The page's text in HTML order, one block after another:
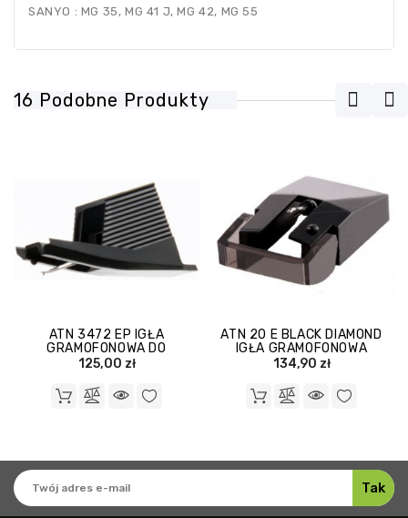
SANYO : MG 35, MG 41 J, MG 42, MG 55
16 Podobne Produkty
ATN 3472 EP IGŁA
GRAMOFONOWA DO
WKŁADKI AUDIOTECHNICA
125,00 zł
ATN 20 E BLACK DIAMOND
IGŁA GRAMOFONOWA
134,90 zł